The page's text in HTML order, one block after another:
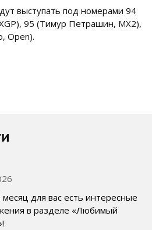
выступать под номерами 94
95 (Тимур Петрашин, MX2),
Open).
для вас есть интересные
в разделе «Любимый